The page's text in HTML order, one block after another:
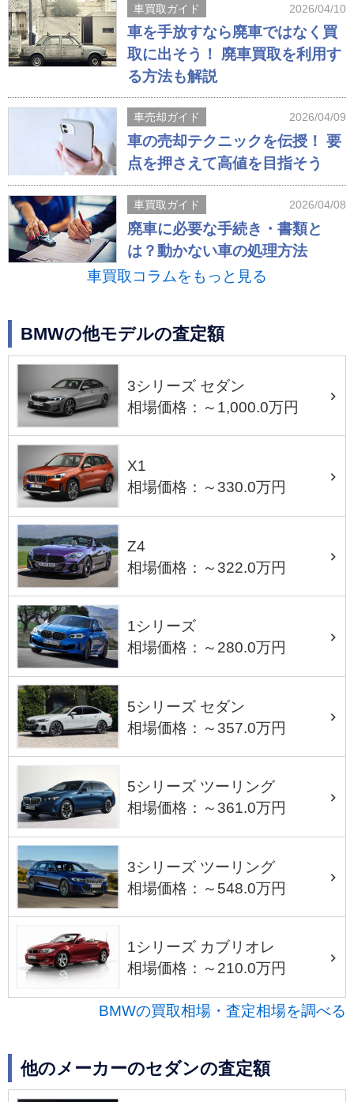
車買取ガイド 2026/04/10
車を手放すなら廃車ではなく買
取に出そう！ 廃車買取を利用す
る方法も解説
車売却ガイド 2026/04/09
車の売却テクニックを伝授！ 要
点を押さえて高値を目指そう
車買取ガイド 2026/04/08
廃車に必要な手続き・書類と
は？動かない車の処理方法
車買取コラムをもっと見る
BMWの他モデルの査定額
3シリーズ セダン
相場価格：～1,000.0万円
X1
相場価格：～330.0万円
Z4
相場価格：～322.0万円
1シリーズ
相場価格：～280.0万円
5シリーズ セダン
相場価格：～357.0万円
5シリーズ ツーリング
相場価格：～361.0万円
3シリーズ ツーリング
相場価格：～548.0万円
1シリーズ カブリオレ
相場価格：～210.0万円
BMWの買取相場・査定相場を調べる
他のメーカーのセダンの査定額